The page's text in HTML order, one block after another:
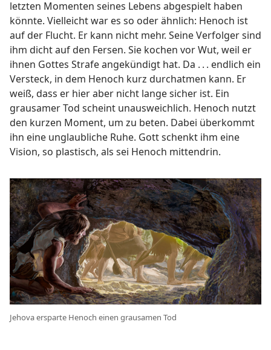
letzten Momenten seines Lebens abgespielt haben
könnte. Vielleicht war es so oder ähnlich: Henoch ist
auf der Flucht. Er kann nicht mehr. Seine Verfolger sind
ihm dicht auf den Fersen. Sie kochen vor Wut, weil er
ihnen Gottes Strafe angekündigt hat. Da . . . endlich ein
Versteck, in dem Henoch kurz durchatmen kann. Er
weiß, dass er hier aber nicht lange sicher ist. Ein
grausamer Tod scheint unausweichlich. Henoch nutzt
den kurzen Moment, um zu beten. Dabei überkommt
ihn eine unglaubliche Ruhe. Gott schenkt ihm eine
Vision, so plastisch, als sei Henoch mittendrin.
Jehova ersparte Henoch einen grausamen Tod